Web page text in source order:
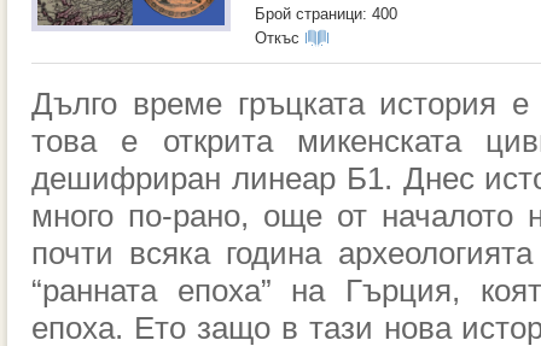
Брой страници: 400
Откъс
Дълго време гръцката история
това е открита микенската
дешифриран линеар Б1. Днес
много по-рано, още от началото
почти всяка година
“ранната епоха” на Гърция,
епоха. Ето защо в тази нова